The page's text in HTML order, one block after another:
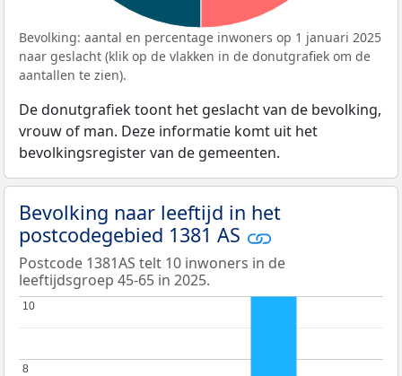
Bevolking: aantal en percentage inwoners op 1 januari 2025
naar geslacht (klik op de vlakken in de donutgrafiek om de
aantallen te zien).
De donutgrafiek toont het geslacht van de bevolking,
vrouw of man. Deze informatie komt uit het
bevolkingsregister van de gemeenten.
Bevolking naar leeftijd in het
postcodegebied 1381 AS
Postcode 1381AS telt 10 inwoners in de
leeftijdsgroep 45-65 in 2025.
8
8
10
10